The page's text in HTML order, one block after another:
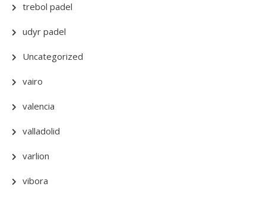
trebol padel
udyr padel
Uncategorized
vairo
valencia
valladolid
varlion
vibora